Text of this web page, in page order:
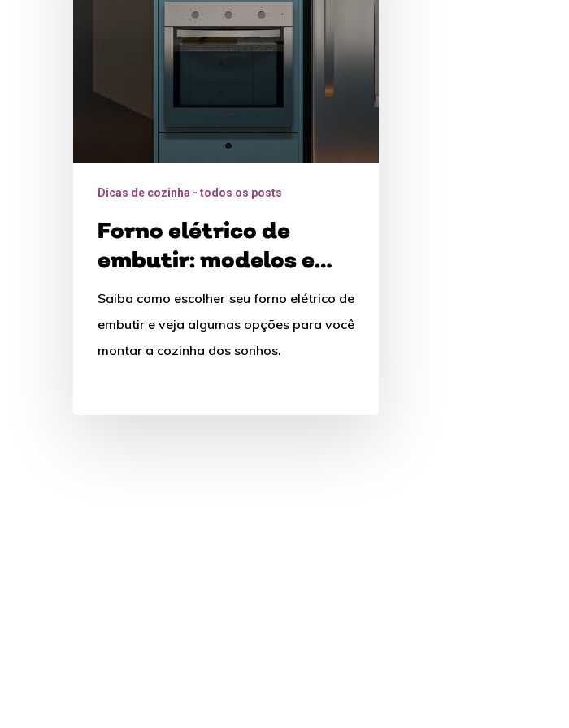
escolher
Dicas de cozinha - todos os posts
Forno elétrico de
embutir: modelos e
como escolher
Saiba como escolher seu forno elétrico de
embutir e veja algumas opções para você
montar a cozinha dos sonhos.